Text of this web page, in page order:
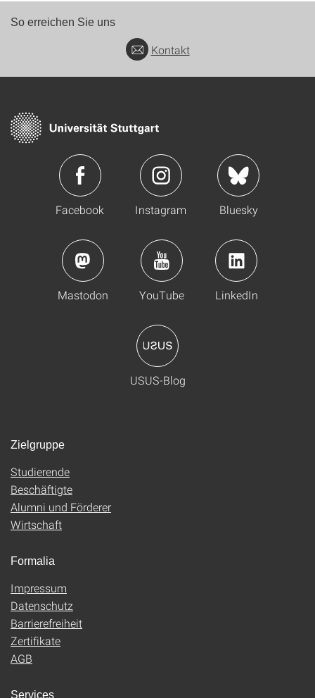
So erreichen Sie uns
Kontakt
Facebook Instagram Bluesky
Mastodon YouTube LinkedIn
USUS-Blog
Zielgruppe
Studierende
Beschäftigte
Alumni und Förderer
Wirtschaft
Formalia
Impressum
Datenschutz
Barrierefreiheit
Zertifikate
AGB
Services